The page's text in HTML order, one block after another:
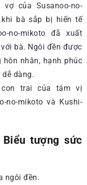
vợ của Susanoo-no-
khi bà sắp bị hiến tế
no-mikoto đã xuất
bà. Ngôi đền được
nhân, hạnh phúc
dàng.
con trai của tám vị
no-mikoto và Kushi-
tượng sức